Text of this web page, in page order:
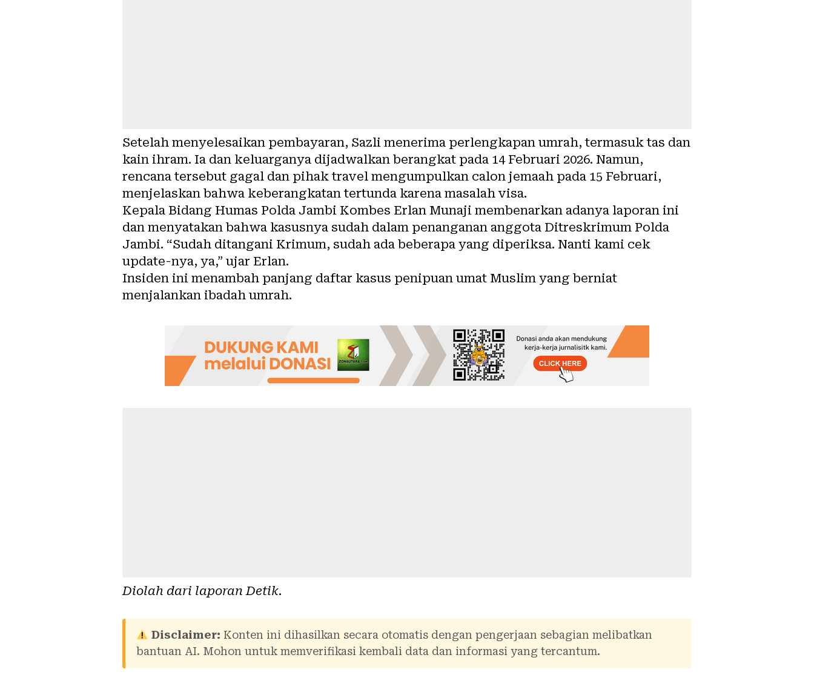
Setelah menyelesaikan pembayaran, Sazli menerima perlengkapan umrah, termasuk tas dan
kain ihram. Ia dan keluarganya dijadwalkan berangkat pada 14 Februari 2026. Namun,
rencana tersebut gagal dan pihak travel mengumpulkan calon jemaah pada 15 Februari,
menjelaskan bahwa keberangkatan tertunda karena masalah visa.
Kepala Bidang Humas Polda Jambi Kombes Erlan Munaji membenarkan adanya laporan ini
dan menyatakan bahwa kasusnya sudah dalam penanganan anggota Ditreskrimum Polda
Jambi. “Sudah ditangani Krimum, sudah ada beberapa yang diperiksa. Nanti kami cek
update-nya, ya,” ujar Erlan.
Insiden ini menambah panjang daftar kasus penipuan umat Muslim yang berniat
menjalankan ibadah umrah.
Diolah dari laporanDetik.
Disclaimer: Konten ini dihasilkan secara otomatis dengan pengerjaan sebagian melibatkan
bantuan AI. Mohon untuk memverifikasi kembali data dan informasi yang tercantum.